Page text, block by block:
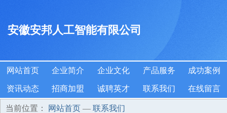
安徽安邦人工智能有限公司
网站首页 企业简介 企业文化 产品服务 成功案例
资讯动态 招商加盟 诚聘英才 联系我们 在线留言
当前位置： 网站首页 — 联系我们